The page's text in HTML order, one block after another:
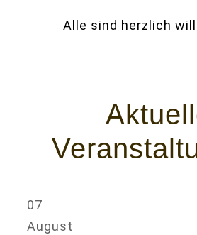
Alle sind herzlich
07
August